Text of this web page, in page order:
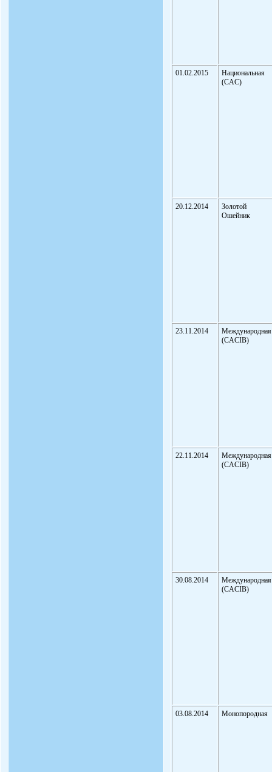
01.02.2015
Национальная
(CAC)
20.12.2014
Золотой
Ошейник
23.11.2014
Международная
(CACIB)
22.11.2014
Международная
(CACIB)
30.08.2014
Международная
(CACIB)
03.08.2014 Монопородная